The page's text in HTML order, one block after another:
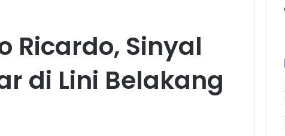
Ricardo, Sinyal
di Lini Belakang